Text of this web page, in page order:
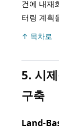
건에 내재
터링 계획
↑ 목차로
5. 시
구축
Land-